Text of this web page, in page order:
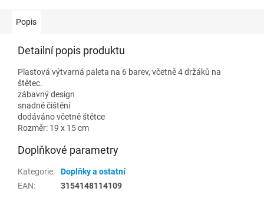
Popis
Detailní popis produktu
Plastová výtvarná paleta na 6 barev, včetně 4 držáků na
štětec.
zábavný design
snadné čištění
dodáváno včetně štětce
Rozměr: 19 x 15 cm
Doplňkové parametry
Kategorie:
Doplňky a ostatní
EAN: 3154148114109